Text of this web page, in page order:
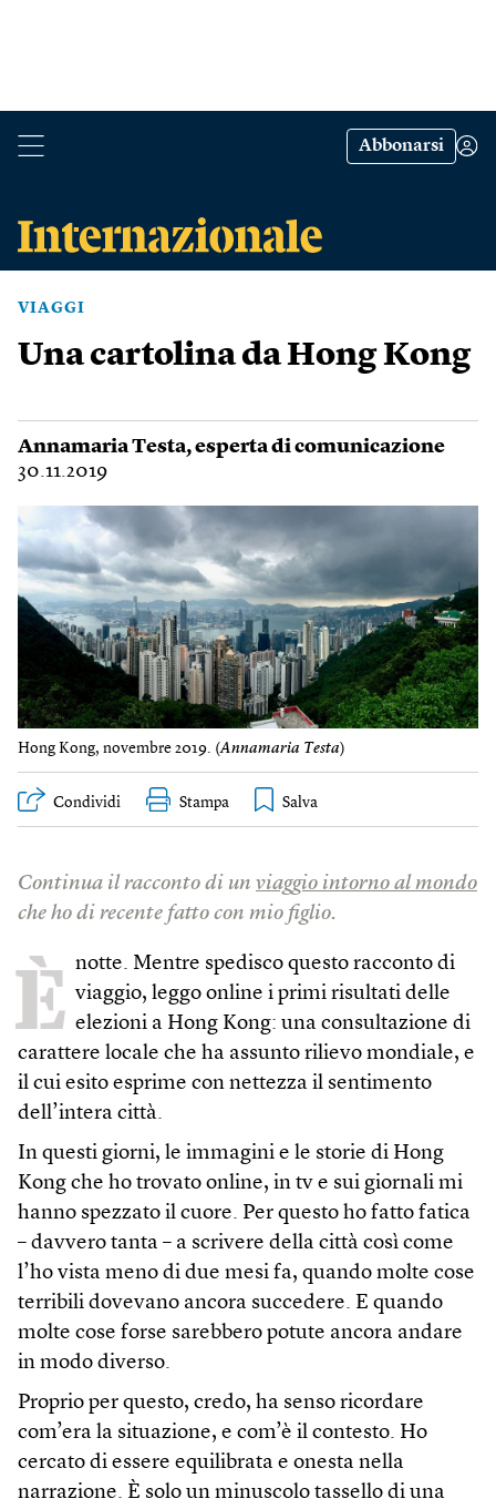
Abbonarsi
VIAGGI
Una cartolina da Hong Kong
Annamaria Testa, esperta di comunicazione
30.11.2019
Hong Kong, novembre 2019. (Annamaria Testa)
Condividi Stampa
Continua il racconto di un viaggio intorno al mondo
che ho di recente fatto con mio figlio.
È notte. Mentre spedisco questo racconto di
viaggio, leggo online i primi risultati delle
elezioni a Hong Kong: una consultazione di
carattere locale che ha assunto rilievo mondiale, e
il cui esito esprime con nettezza il sentimento
dell’intera città.
In questi giorni, le immagini e le storie di Hong
Kong che ho trovato online, in tv e sui giornali mi
hanno spezzato il cuore. Per questo ho fatto fatica
– davvero tanta – a scrivere della città così come
l’ho vista meno di due mesi fa, quando molte cose
terribili dovevano ancora succedere. E quando
molte cose forse sarebbero potute ancora andare
in modo diverso.
Proprio per questo, credo, ha senso ricordare
com’era la situazione, e com’è il contesto. Ho
cercato di essere equilibrata e onesta nella
narrazione. È solo un minuscolo tassello di una